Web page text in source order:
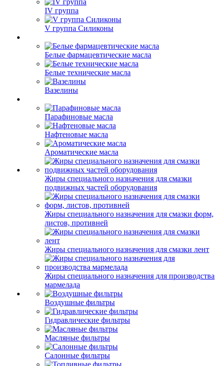
IV группа
V группа Силиконы
Белые фармацевтические масла
Белые технические масла
Вазелины
Парафиновые масла
Нафтеновые масла
Ароматические масла
Жиры специального назначения для смазки
подвижных частей оборудования
Жиры специального назначения для смазки форм,
листов, противней
Жиры специального назначения для смазки лент
Жиры специального назначения для производства
мармелада
Воздушные фильтры
Гидравлические фильтры
Масляные фильтры
Салонные фильтры